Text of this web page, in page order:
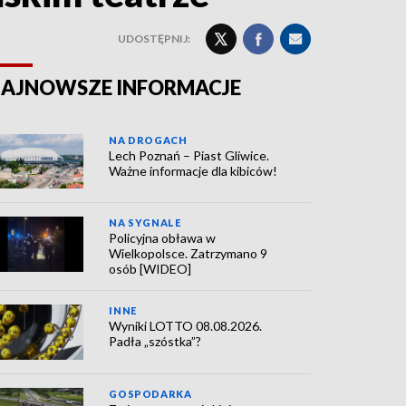
UDOSTĘPNIJ:
INFORMACJE
NA DROGACH
Lech Poznań – Piast Gliwice.
Ważne informacje dla kibiców!
NA SYGNALE
Policyjna obława w
Wielkopolsce. Zatrzymano 9
osób [WIDEO]
INNE
Wyniki LOTTO 08.08.2026.
Padła „szóstka”?
GOSPODARKA